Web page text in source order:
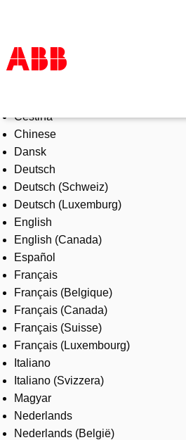
Products & Solutions
Industries
Services
About us
Where to buy
Contact us
Careers
Čeština
Chinese
Dansk
Deutsch
Deutsch (Schweiz)
Deutsch (Luxemburg)
English
English (Canada)
Español
Français
Français (Belgique)
Français (Canada)
Français (Suisse)
Français (Luxembourg)
Italiano
Italiano (Svizzera)
Magyar
Nederlands
Nederlands (België)